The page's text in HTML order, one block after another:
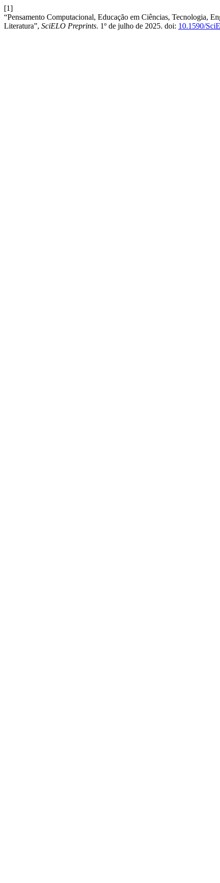
[1]
“Pensamento Computacional, Educação em Ciências, Tecnologia,
Literatura”, SciELO Preprints. 1º de julho de 2025. doi: 10.1590/